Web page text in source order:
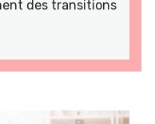
des transitions